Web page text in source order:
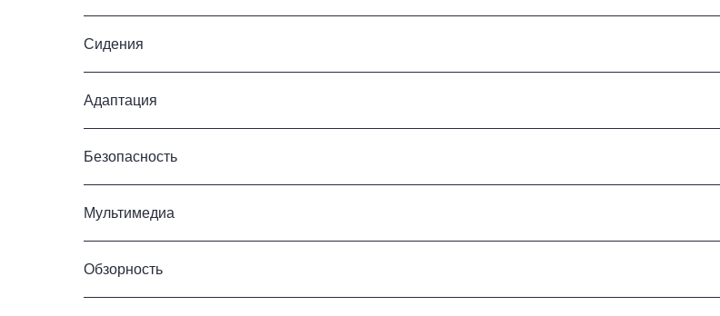
Сидения
Адаптация
Безопасность
Мультимедиа
Обзорность